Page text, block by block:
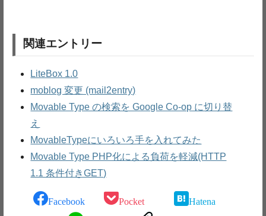
関連エントリー
LiteBox 1.0
moblog 変更 (mail2entry)
Movable Type の検索を Google Co-op に切り替
え
MovableTypeにいろいろ手を入れてみた
Movable Type PHP化による負荷を軽減(HTTP
1.1 条件付きGET)
Facebook Pocket Hatena